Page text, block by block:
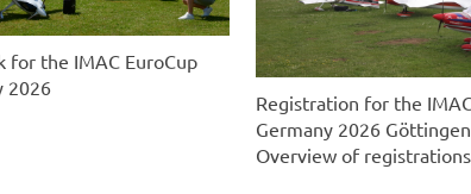
for the IMAC EuroCup
2026
Registration for the
Germany 2026 Göttingen
Overview of registrations